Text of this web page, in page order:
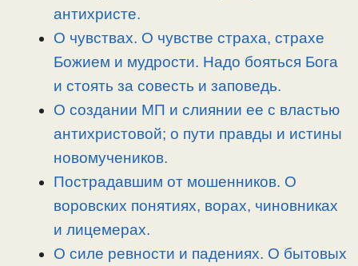
антихристе.
О чувствах. О чувстве страха, страхе
Божием и мудрости. Надо бояться Бога
и стоять за совесть и заповедь.
О создании МП и слиянии ее с властью
антихристовой; о пути правды и истины
новомучеников.
Пострадавшим от мошенников. О
воровских понятиях, ворах, чиновниках
и лицемерах.
О силе ревности и падениях. О бытовых